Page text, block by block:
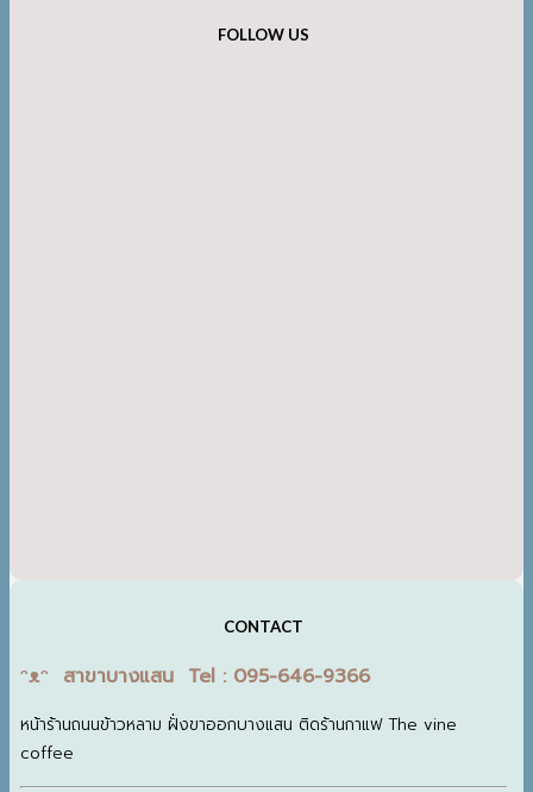
FOLLOW US
CONTACT
ᵔᴥᵔ สาขาบางแสน Tel : 095-646-9366
หน้าร้านถนนข้าวหลาม ฝั่งขาออกบางแสน ติดร้านกาแฟ The vine
coffee